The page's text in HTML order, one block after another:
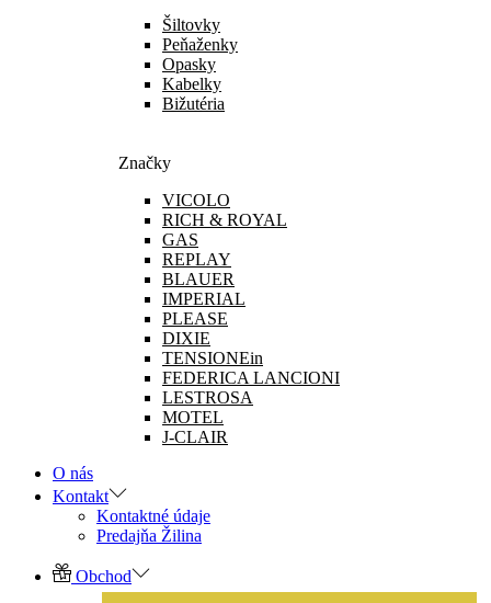
Šiltovky
Peňaženky
Opasky
Kabelky
Bižutéria
Značky
VICOLO
RICH & ROYAL
GAS
REPLAY
BLAUER
IMPERIAL
PLEASE
DIXIE
TENSIONEin
FEDERICA LANCIONI
LESTROSA
MOTEL
J-CLAIR
O nás
Kontakt
Kontaktné údaje
Predajňa Žilina
Obchod